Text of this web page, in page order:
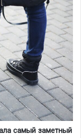
самый заметный